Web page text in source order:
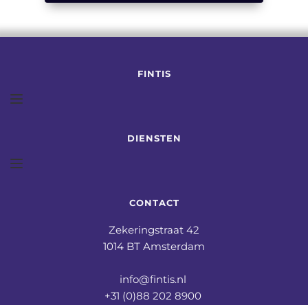
FINTIS
DIENSTEN
CONTACT
Zekeringstraat 42
1014 BT Amsterdam
info@fintis.nl
+31 (0)88 202 8900